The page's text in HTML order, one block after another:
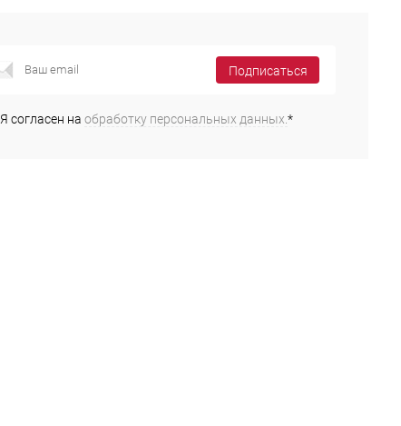
Подписаться
Я согласен на обработку персональных данных. *